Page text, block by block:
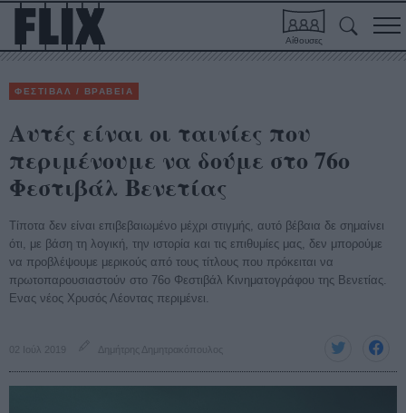
Αίθουσες
ΦΕΣΤΙΒΑΛ / ΒΡΑΒΕΙΑ
Αυτές είναι οι ταινίες που
περιμένουμε να δούμε στο 76ο
Φεστιβάλ Βενετίας
Τίποτα δεν είναι επιβεβαιωμένο μέχρι στιγμής, αυτό βέβαια δε σημαίνει
ότι, με βάση τη λογική, την ιστορία και τις επιθυμίες μας, δεν μπορούμε
να προβλέψουμε μερικούς από τους τίτλους που πρόκειται να
πρωτοπαρουσιαστούν στο 76ο Φεστιβάλ Κινηματογράφου της Βενετίας.
Ενας νέος Χρυσός Λέοντας περιμένει.
02 Ιούλ 2019 Δημήτρης Δημητρακόπουλος